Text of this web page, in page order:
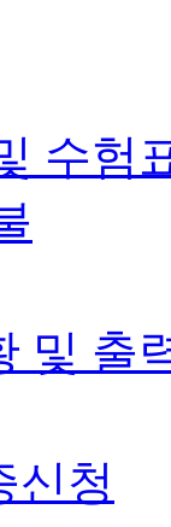
수험
및 출
신청